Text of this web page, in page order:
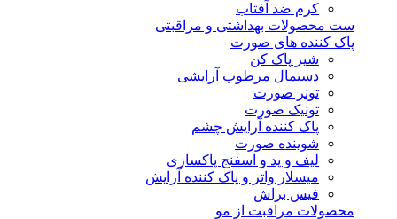
کرم ضد آفتاب
ست محصولات بهداشتی و مراقبتی
پاک کننده های صورت
شیر پاک کن
دستمال مرطوب آرایشی
تونر صورت
تونیک صورت
پاک کننده آرایش چشم
شوینده صورت
لیف و پد و اسفنج پاکسازی
میسلار واتر و پاک کننده آرایش
فیس براش
محصولات مراقبت از مو